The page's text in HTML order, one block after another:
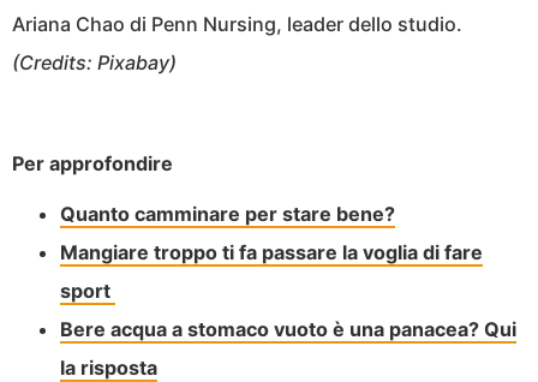
Ariana Chao di Penn Nursing, leader dello studio.
(Credits: Pixabay)
Per approfondire
Quanto camminare per stare bene?
Mangiare troppo ti fa passare la voglia di fare
sport
Bere acqua a stomaco vuoto è una panacea? Qui
la risposta